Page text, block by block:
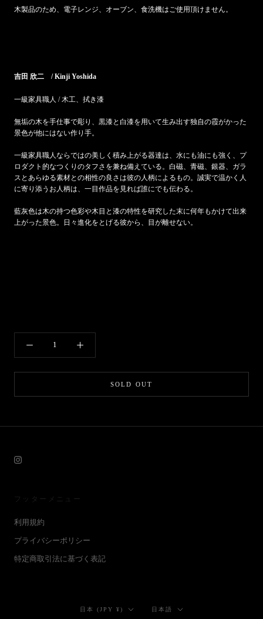
木製品のため、電子レンジ、オーブン、食洗機はご使用頂けません。
吉田 欣二 / Kinji Yoshida
一級家具職人 / 木工、拭き漆
無垢の木を手仕事で彫り、黒漆と白漆を用いて生み出す独自の霞がかった
景色が他にはない作り手。
一級家具職人ならではの美しく積み上がる器達は、水にも油にも強く、プ
ロダクト的なつくりのタフさを兼ね備えている。白磁、青磁、銀器、ガラ
スとあらゆる素材との相性の良さは彼の人柄によるもの。 誠実で温かく人
に寄り添うお人柄は、 一目作品を見れば誰にでも伝わる。
藍灰色は木の持つ色彩や木目と漆の特性を研究した末に何年もかけて出来
上がった景色。日々進化をとげる彼から、目が離せない。
SOLD OUT
フッターメニュー
利用規約
プライバシーポリシー
特定商取引法に基づく表記
国/
日本 (JPY ¥)
言
日本語